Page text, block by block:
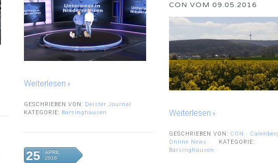
Weiterlesen
GESCHRIEBEN VON: Deister Journal
KATEGORIE: Barsinghausen
25
APRIL
2016
CON VOM 09.05.2016
Weiterlesen
GESCHRIEBEN VON: CON -
Online News
KATEGORIE:
Barsinghausen